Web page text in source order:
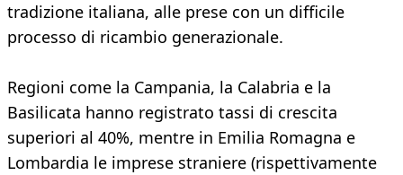
tradizione italiana, alle prese con un difficile
processo di ricambio generazionale.
Regioni come la Campania, la Calabria e la
Basilicata hanno registrato tassi di crescita
superiori al 40%, mentre in Emilia Romagna e
Lombardia le imprese straniere (rispettivamente